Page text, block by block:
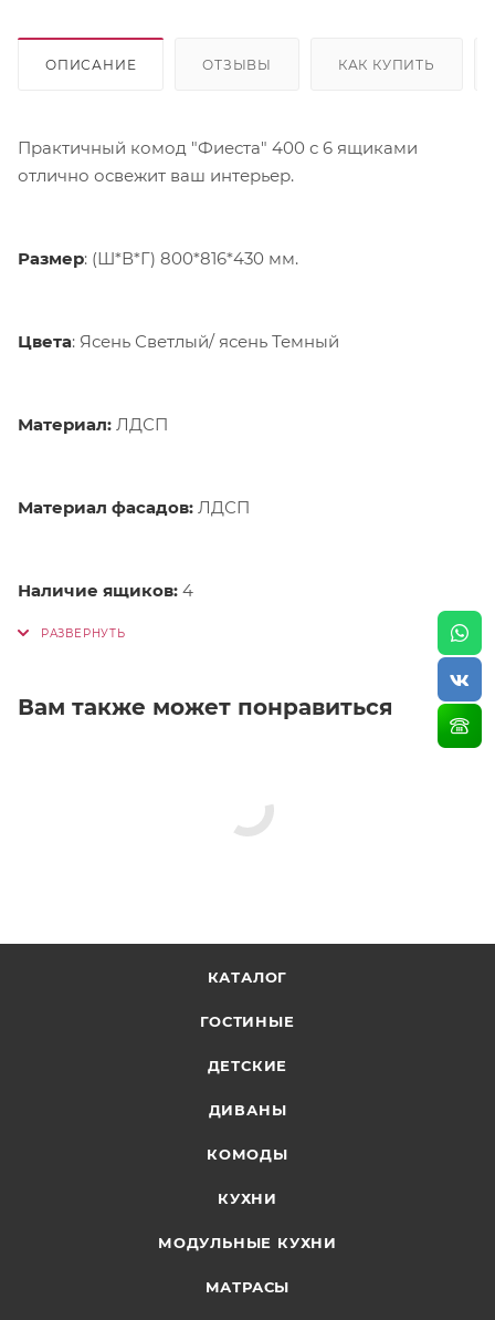
ОПИСАНИЕ ОТЗЫВЫ КАК КУПИТЬ
Практичный комод "Фиеста" 400 с 6 ящиками
отлично освежит ваш интерьер.
Размер: (Ш*В*Г) 800*816*430 мм.
Цвета: Ясень Светлый/ ясень Темный
Материал: ЛДСП
Материал фасадов: ЛДСП
Наличие ящиков: 4
Вам также может понравиться
КАТАЛОГ
ГОСТИНЫЕ
ДЕТСКИЕ
ДИВАНЫ
КОМОДЫ
КУХНИ
МОДУЛЬНЫЕ КУХНИ
МАТРАСЫ